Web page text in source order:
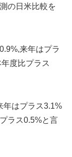
の日米比較を
来年はプラ
度比プラス
年はプラス3.1%
ラス0.5%と言